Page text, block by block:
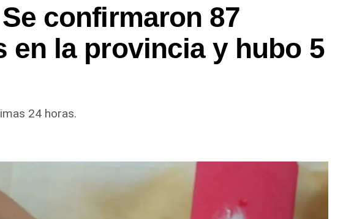
confirmaron 87
en la provincia y hubo 5
24 horas.